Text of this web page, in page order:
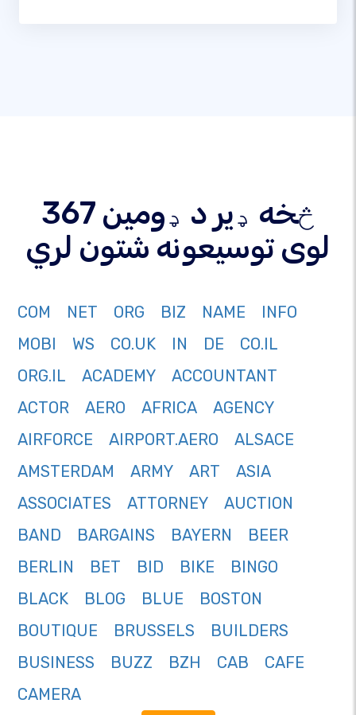
367 څخه ډیر د ډومین
لوی توسیعونه شتون لري
COM NET ORG BIZ NAME
INFO
MOBI
WS CO.UK IN DE
CO.IL
ORG.IL
ACADEMY
ACCOUNTANT
ACTOR
AERO AFRICA
AGENCY
AIRFORCE
AIRPORT.AERO
ALSACE
AMSTERDAM
ARMY ART
ASIA
ASSOCIATES
ATTORNEY
AUCTION
BAND
BARGAINS BAYERN
BEER
BERLIN
BET BID BIKE
BINGO
BLACK
BLOG BLUE
BOSTON
BOUTIQUE
BRUSSELS
BUILDERS
BUSINESS
BUZZ BZH CAB
CAFE
CAMERA